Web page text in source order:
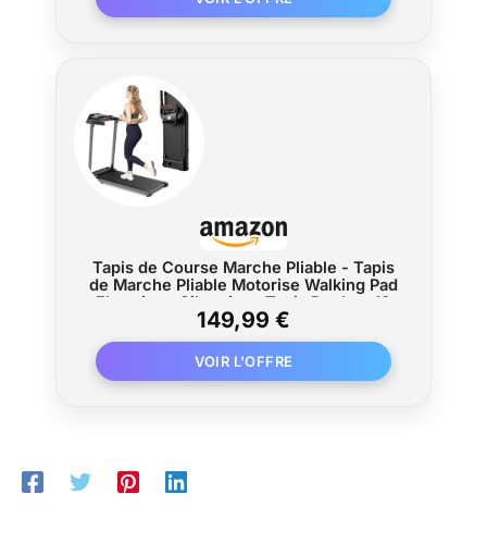
Tapis de Course Marche Pliable - Tapis
de Marche Pliable Motorise Walking Pad
Electrique Silencieux Tapis Roulant 10
km/h Treadmill Compact pour la Maison
et Le Bureau
149,99 €